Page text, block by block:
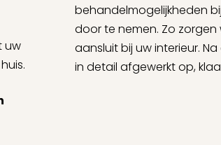
uw
behandelmogelijkheden
door te nemen. Zo
aansluit bij uw interieur.
in detail afgewerkt op,